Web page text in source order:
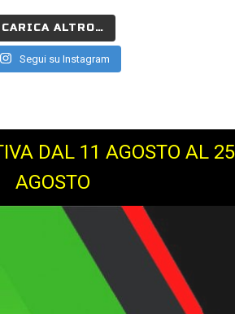
CARICA ALTRO…
Segui su Instagram
DAL 11 AGOSTO AL 25
AGOSTO